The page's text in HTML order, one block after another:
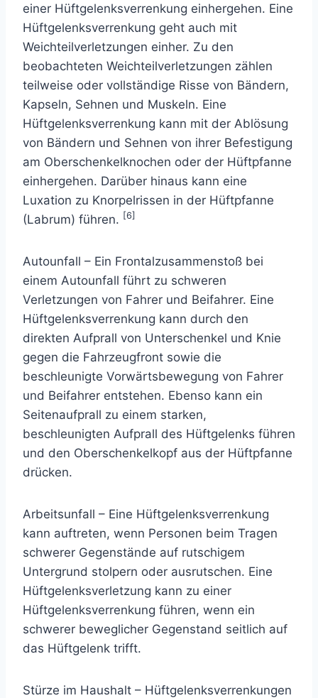
einer Hüftgelenksverrenkung einhergehen. Eine
Hüftgelenksverrenkung geht auch mit
Weichteilverletzungen einher. Zu den
beobachteten Weichteilverletzungen zählen
teilweise oder vollständige Risse von Bändern,
Kapseln, Sehnen und Muskeln. Eine
Hüftgelenksverrenkung kann mit der Ablösung
von Bändern und Sehnen von ihrer Befestigung
am Oberschenkelknochen oder der Hüftpfanne
einhergehen. Darüber hinaus kann eine
Luxation zu Knorpelrissen in der Hüftpfanne
(Labrum) führen. [6]
Autounfall – Ein Frontalzusammenstoß bei
einem Autounfall führt zu schweren
Verletzungen von Fahrer und Beifahrer. Eine
Hüftgelenksverrenkung kann durch den
direkten Aufprall von Unterschenkel und Knie
gegen die Fahrzeugfront sowie die
beschleunigte Vorwärtsbewegung von Fahrer
und Beifahrer entstehen. Ebenso kann ein
Seitenaufprall zu einem starken,
beschleunigten Aufprall des Hüftgelenks führen
und den Oberschenkelkopf aus der Hüftpfanne
drücken.
Arbeitsunfall – Eine Hüftgelenksverrenkung
kann auftreten, wenn Personen beim Tragen
schwerer Gegenstände auf rutschigem
Untergrund stolpern oder ausrutschen. Eine
Hüftgelenksverletzung kann zu einer
Hüftgelenksverrenkung führen, wenn ein
schwerer beweglicher Gegenstand seitlich auf
das Hüftgelenk trifft.
Stürze im Haushalt – Hüftgelenksverrenkungen